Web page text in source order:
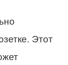
Этот